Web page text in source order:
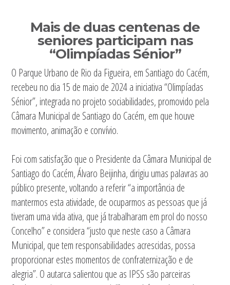
Mais de duas centenas de
seniores participam nas
“Olimpíadas Sénior”
O Parque Urbano de Rio da Figueira, em Santiago do Cacém,
recebeu no dia 15 de maio de 2024 a iniciativa “Olimpíadas
Sénior”, integrada no projeto sociabilidades, promovido pela
Câmara Municipal de Santiago do Cacém, em que houve
movimento, animação e convívio.
Foi com satisfação que o Presidente da Câmara Municipal de
Santiago do Cacém, Álvaro Beijinha, dirigiu umas palavras ao
público presente, voltando a referir “a importância de
mantermos esta atividade, de ocuparmos as pessoas que já
tiveram uma vida ativa, que já trabalharam em prol do nosso
Concelho” e considera “justo que neste caso a Câmara
Municipal, que tem responsabilidades acrescidas, possa
proporcionar estes momentos de confraternização e de
alegria”. O autarca salientou que as IPSS são parceiras
Sidebar
primária